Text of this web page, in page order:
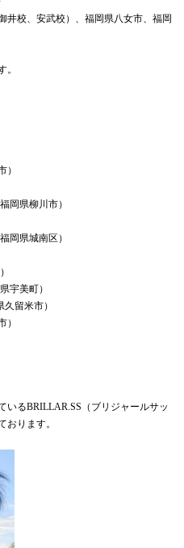
井校、安武校）、福岡県八女市、福岡
）
岡県柳川市）
岡県城南区）
宇美町）
留米市）
）
るBRILLAR.SS（ブリジャールサッ
おります。